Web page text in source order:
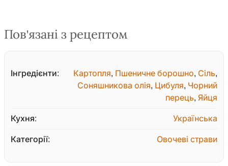
Пов'язані з рецептом
Інгредієнти: Картопля, Пшеничне борошно, Сіль,
Соняшникова олія, Цибуля, Чорний
перець, Яйця
Кухня: Українська
Категорії: Овочеві страви